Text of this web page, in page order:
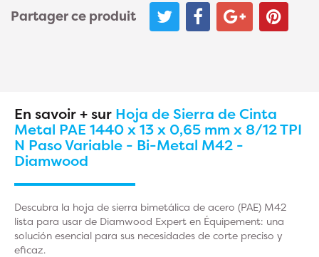
Partager ce produit
En savoir + sur Hoja de Sierra de Cinta
Metal PAE 1440 x 13 x 0,65 mm x 8/12 TPI
N Paso Variable - Bi-Metal M42 -
Diamwood
Descubra la hoja de sierra bimetálica de acero (PAE) M42
lista para usar de Diamwood Expert en Équipement: una
solución esencial para sus necesidades de corte preciso y
eficaz.